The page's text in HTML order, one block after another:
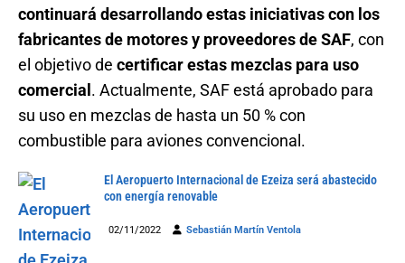
continuará desarrollando estas iniciativas con los
fabricantes de motores y proveedores de SAF, con
el objetivo de certificar estas mezclas para uso
comercial . Actualmente, SAF está aprobado para
su uso en mezclas de hasta un 50 % con
combustible para aviones convencional.
El Aeropuerto Internacional de Ezeiza será abastecido
con energía renovable
02/11/2022 Sebastián Martín Ventola